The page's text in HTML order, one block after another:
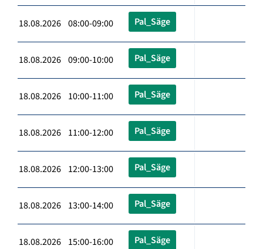
18.08.2026 08:00-09:00 Pal_Säge
18.08.2026 09:00-10:00 Pal_Säge
18.08.2026 10:00-11:00 Pal_Säge
18.08.2026 11:00-12:00 Pal_Säge
18.08.2026 12:00-13:00 Pal_Säge
18.08.2026 13:00-14:00 Pal_Säge
18.08.2026 15:00-16:00 Pal_Säge